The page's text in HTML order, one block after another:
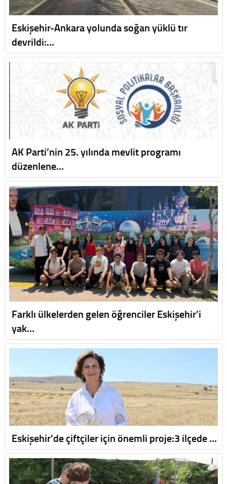
Eskişehir-Ankara yolunda soğan yüklü tır
devrildi:…
AK Parti’nin 25. yılında mevlit programı
düzenlene…
Farklı ülkelerden gelen öğrenciler Eskişehir’i
yak…
Eskişehir'de çiftçiler için önemli proje:3 ilçede …